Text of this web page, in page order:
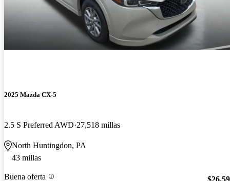
2025 Mazda CX-5
2.5 S Preferred AWD 27,518 millas
North Huntingdon, PA
43 millas
Buena oferta